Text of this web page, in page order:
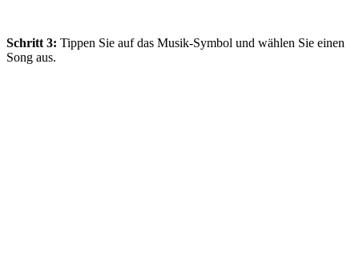
Schritt 3: Tippen Sie auf das Musik‑Symbol und wählen Sie einen
Song aus.